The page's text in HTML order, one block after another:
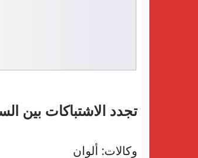
تجدد الاشتباكات بين
وكالات: ألوان